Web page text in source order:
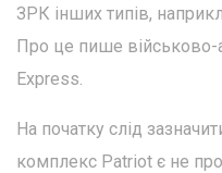
ЗРК інших типів,
Про це пише військово-
Express.
На початку слід
комплекс Patriot є не